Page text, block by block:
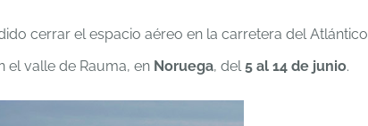
cerrar el espacio aéreo en la carretera del Atlántico
el valle de Rauma, en Noruega, del 5 al 14 de junio.